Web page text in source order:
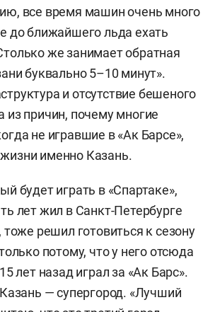
все время машин очень много
до ближайшего льда ехать
же занимает обратная
буквально 5–10 минут».
и отсутствие бешеного
из причин, почему многие
не игравшие в «Ак Барсе»,
именно Казань.
будет играть в «Спартаке»,
лет жил в Санкт-Петербурге
тоже решил готовиться к сезону
потому, что у него отсюда
лет назад играл за «Ак Барс».
— супергород. «Лучший